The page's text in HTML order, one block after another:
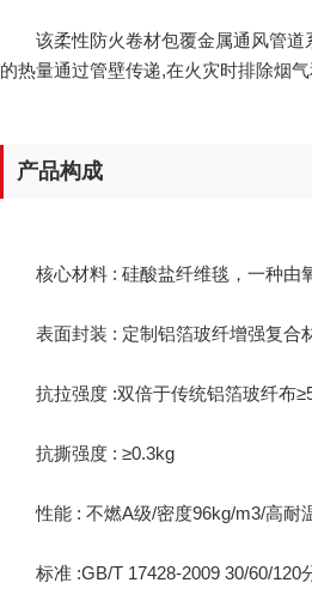
该柔性防火卷材包覆金属通风管道系
的热量通过管壁传递,在火灾时排除烟
产品构成
核心材料 : 硅酸盐纤维毯，一种由氧
表面封装 : 定制铝箔玻纤增强复合
抗拉强度 :双倍于传统铝箔玻纤布
抗撕强度 : ≥0.3kg
性能 : 不燃A级/密度96kg/m3/高耐
标准 :GB/T 17428-2009 30/60/120